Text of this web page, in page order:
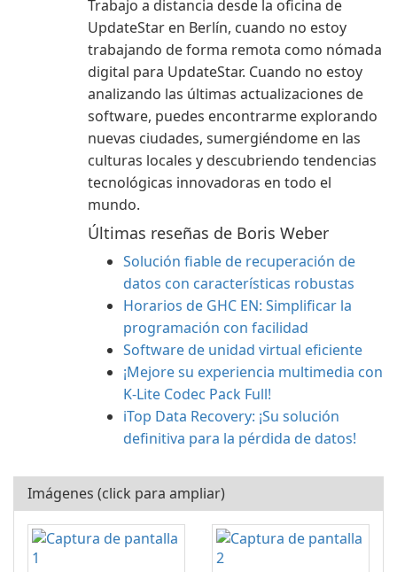
Trabajo a distancia desde la oficina de
UpdateStar en Berlín, cuando no estoy
trabajando de forma remota como nómada
digital para UpdateStar. Cuando no estoy
analizando las últimas actualizaciones de
software, puedes encontrarme explorando
nuevas ciudades, sumergiéndome en las
culturas locales y descubriendo tendencias
tecnológicas innovadoras en todo el
mundo.
Últimas reseñas de Boris Weber
Solución fiable de recuperación de
datos con características robustas
Horarios de GHC EN: Simplificar la
programación con facilidad
Software de unidad virtual eficiente
¡Mejore su experiencia multimedia con
K-Lite Codec Pack Full!
iTop Data Recovery: ¡Su solución
definitiva para la pérdida de datos!
Imágenes (click para ampliar)